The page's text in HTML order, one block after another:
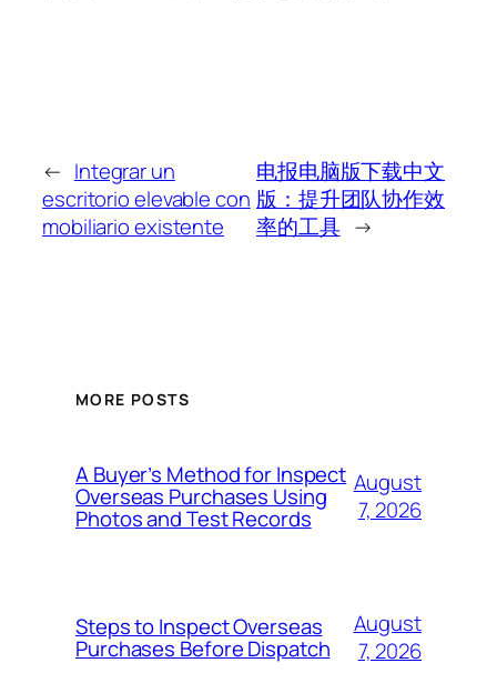
← Integrar un
escritorio elevable con
mobiliario existente
电报电脑版下载中文
版：提升团队协作效
率的工具 →
MORE POSTS
A Buyer’s Method for Inspect
Overseas Purchases Using
Photos and Test Records
August
7, 2026
Steps to Inspect Overseas
Purchases Before Dispatch
August
7, 2026